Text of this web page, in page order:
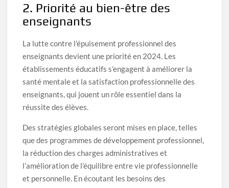
2. Priorité au bien-être des
enseignants
La lutte contre l’épuisement professionnel des
enseignants devient une priorité en 2024. Les
établissements éducatifs s’engagent à améliorer la
santé mentale et la satisfaction professionnelle des
enseignants, qui jouent un rôle essentiel dans la
réussite des élèves.
Des stratégies globales seront mises en place, telles
que des programmes de développement professionnel,
la réduction des charges administratives et
l’amélioration de l’équilibre entre vie professionnelle
et personnelle. En écoutant les besoins des